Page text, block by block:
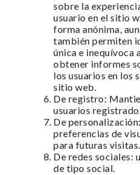
sobre la
usuario en el sitio
forma anónima,
también permiten
única e inequívoca
obtener informes
los usuarios en los
sitio web.
De registro:
usuarios
De
preferencias de
para futuras visitas.
De redes sociales:
de tipo social.